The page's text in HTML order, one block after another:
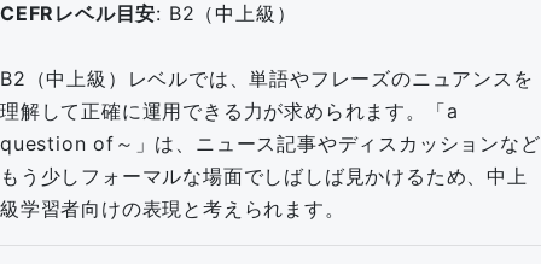
CEFRレベル目安: B2（中上級）
B2（中上級）レベルでは、単語やフレーズのニュアンスを
理解して正確に運用できる力が求められます。「a
question of～」は、ニュース記事やディスカッションなど
もう少しフォーマルな場面でしばしば見かけるため、中上
級学習者向けの表現と考えられます。